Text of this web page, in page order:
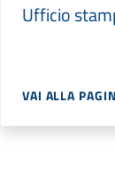
Ufficio
VAI ALLA